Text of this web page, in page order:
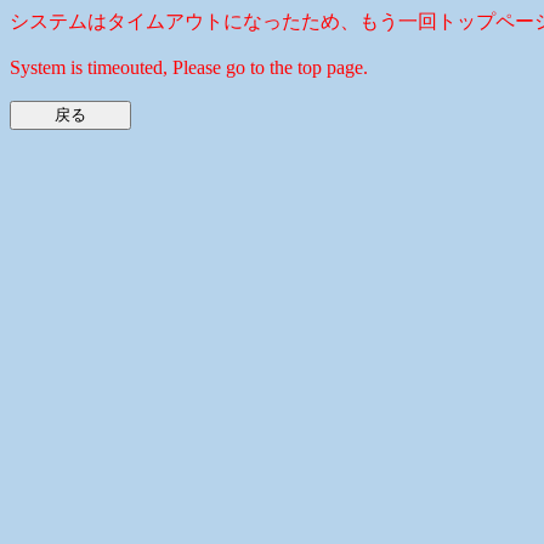
システムはタイムアウトになったため、もう一回トップペー
System is timeouted, Please go to the top page.